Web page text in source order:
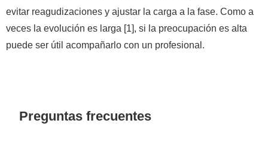
evitar reagudizaciones y ajustar la carga a la fase. Como a
veces la evolución es larga [1], si la preocupación es alta
puede ser útil acompañarlo con un profesional.
Preguntas frecuentes